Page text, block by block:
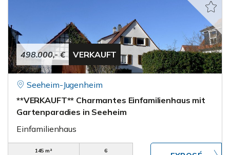
498.000,- € VERKAUFT
Seeheim-Jugenheim
**VERKAUFT** Charmantes Einfamilienhaus mit
Gartenparadies in Seeheim
Einfamilienhaus
145 m²
6